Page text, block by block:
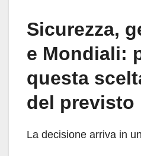
Sicurezza,
e Mondiali:
questa
del previsto
La decisione arriva in